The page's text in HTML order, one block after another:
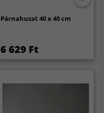
Párnahuzat 40 x 40 cm
6 629 Ft